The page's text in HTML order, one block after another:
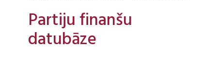
Partiju finanšu
datubāze